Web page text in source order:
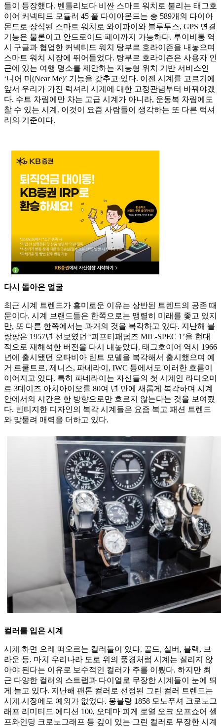
들이 등장했다. 벤틀리보다 비싼 스마트 워치로 불리는 태그호
이어 커넥티드 모듈러 45 풀 다이아몬드는 총 589개의 다이아
몬드로 장식된 스마트 워치로 와이파이와 블루투스, GPS 연결
기능은 물론이고 안드로이드 페이까지 가능하다. 루이비통 역
시 구글과 협업한 커넥티드 워치 탕부르 호라이즌을 내놓으며
스마트 워치 시장에 뛰어들었다. 탕부르 호라이즌은 사용자 인
근에 있는 여행 명소를 제안하는 지능형 위치 기반 서비스인
‘니어 미(Near Me)’ 기능을 갖추고 있다. 이젠 시계를 고르기에
앞서 우리가 가진 럭셔리 시계에 대한 고정관념부터 바꿔야겠
다. 수트 차림에만 차는 고급 시계가 아니라, 운동복 차림에도
찰 수 있는 시계. 이것이 요즘 사람들이 생각하는 또 다른 럭셔
리의 기준이다.
다시 돌아온 얼굴
최근 시계 트렌드가 흥미로운 이유는 상반된 트렌드의 공존 때
문이다. 시계 브랜드들은 한쪽으로는 맹렬히 미래를 좇고 있지
만, 또 다른 한쪽에서는 과거의 것을 복각하고 있다. 지난해 블
랑팡은 1957년 선보였던 ‘피프티패덤즈 MIL-SPEC 1’을 현대
적으로 재해석한 버전을 다시 내놓았다. 태그호이어 역시 1966
년에 출시됐던 오타비아 린트 모델을 복각해서 출시했으며 예
거 르쿨트르, 제니스, 파네라이, IWC 등에서도 이러한 흐름이
이어지고 있다. 특히 파네라이는 자신들의 첫 시계인 라디오미
르 3데이즈 아치아이오를 80여 년 만에 새롭게 복각하며 시계
안에서의 시간은 한 방향으로만 흐르지 않는다는 것을 보여줬
다. 빈티지한 디자인의 복각 시계들은 요즘 복고 패션 트렌드
와 맞물려 매력을 더하고 있다.
컬러를 입은 시계
시계 하면 으레 떠오르는 컬러들이 있다. 골드, 실버, 블랙, 브
라운 등. 마치 우리나라 도로 위의 풍경처럼 시계는 질리지 않
아야 된다는 이유로 보수적인 컬러가 주를 이뤘다. 하지만 최
근 다양한 컬러의 스트랩과 다이얼로 무장한 시계들이 눈에 띄
게 늘고 있다. 지난해 팬톤 컬러로 선정된 그린 컬러 트렌드는
시계 시장에도 예외가 없었다. 몽블랑 1858 모노푸셔 크로노그
래프 리미티드 에디션 100, 오데마 피게 로열 오크 오프쇼어 셀
프와인딩 크로노그래프 등 깊이 있는 그린 컬러로 무장한 시계